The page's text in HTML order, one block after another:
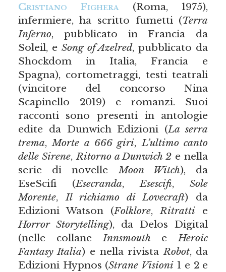
Cristiano Fighera(Roma, 1975),
infermiere, ha scritto fumetti (Terra
Inferno, pubblicato in Francia da
Soleil, e Song of Azelred, pubblicato da
Shockdom in Italia, Francia e
Spagna), cortometraggi, testi teatrali
(vincitore del concorso Nina
Scapinello 2019) e romanzi. Suoi
racconti sono presenti in antologie
edite da Dunwich Edizioni (La serra
trema,Morte a 666 giri,L’ultimo canto
delle Sirene,Ritorno a Dunwich 2 e nella
serie di novelleMoon Witch), da
EseScifi (Esecranda,Esescifi,Sole
Morente,Il richiamo di Lovecraft) da
Edizioni Watson (Folklore,Ritratti e
Horror Storytelling), da Delos Digital
(nelle collaneInnsmouth eHeroic
Fantasy Italia) e nella rivistaRobot, da
Edizioni Hypnos (Strane Visioni 1 e 2 e